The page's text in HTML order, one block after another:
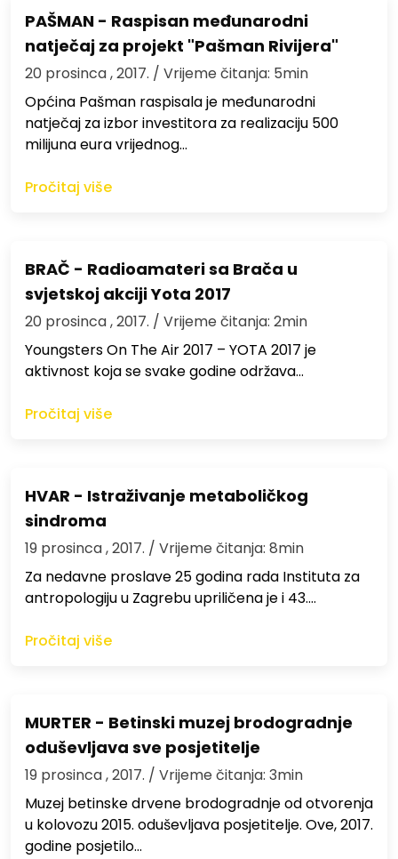
PAŠMAN - Raspisan međunarodni
natječaj za projekt "Pašman Rivijera"
20 prosinca , 2017. / Vrijeme čitanja: 5min
Općina Pašman raspisala je međunarodni
natječaj za izbor investitora za realizaciju 500
milijuna eura vrijednog…
Pročitaj više
BRAČ - Radioamateri sa Brača u
svjetskoj akciji Yota 2017
20 prosinca , 2017. / Vrijeme čitanja: 2min
Youngsters On The Air 2017 – YOTA 2017 je
aktivnost koja se svake godine održava…
Pročitaj više
HVAR - Istraživanje metaboličkog
sindroma
19 prosinca , 2017. / Vrijeme čitanja: 8min
Za nedavne proslave 25 godina rada Instituta za
antropologiju u Zagrebu upriličena je i 43.…
Pročitaj više
MURTER - Betinski muzej brodogradnje
oduševljava sve posjetitelje
19 prosinca , 2017. / Vrijeme čitanja: 3min
Muzej betinske drvene brodogradnje od otvorenja
u kolovozu 2015. oduševljava posjetitelje. Ove, 2017.
godine posjetilo…